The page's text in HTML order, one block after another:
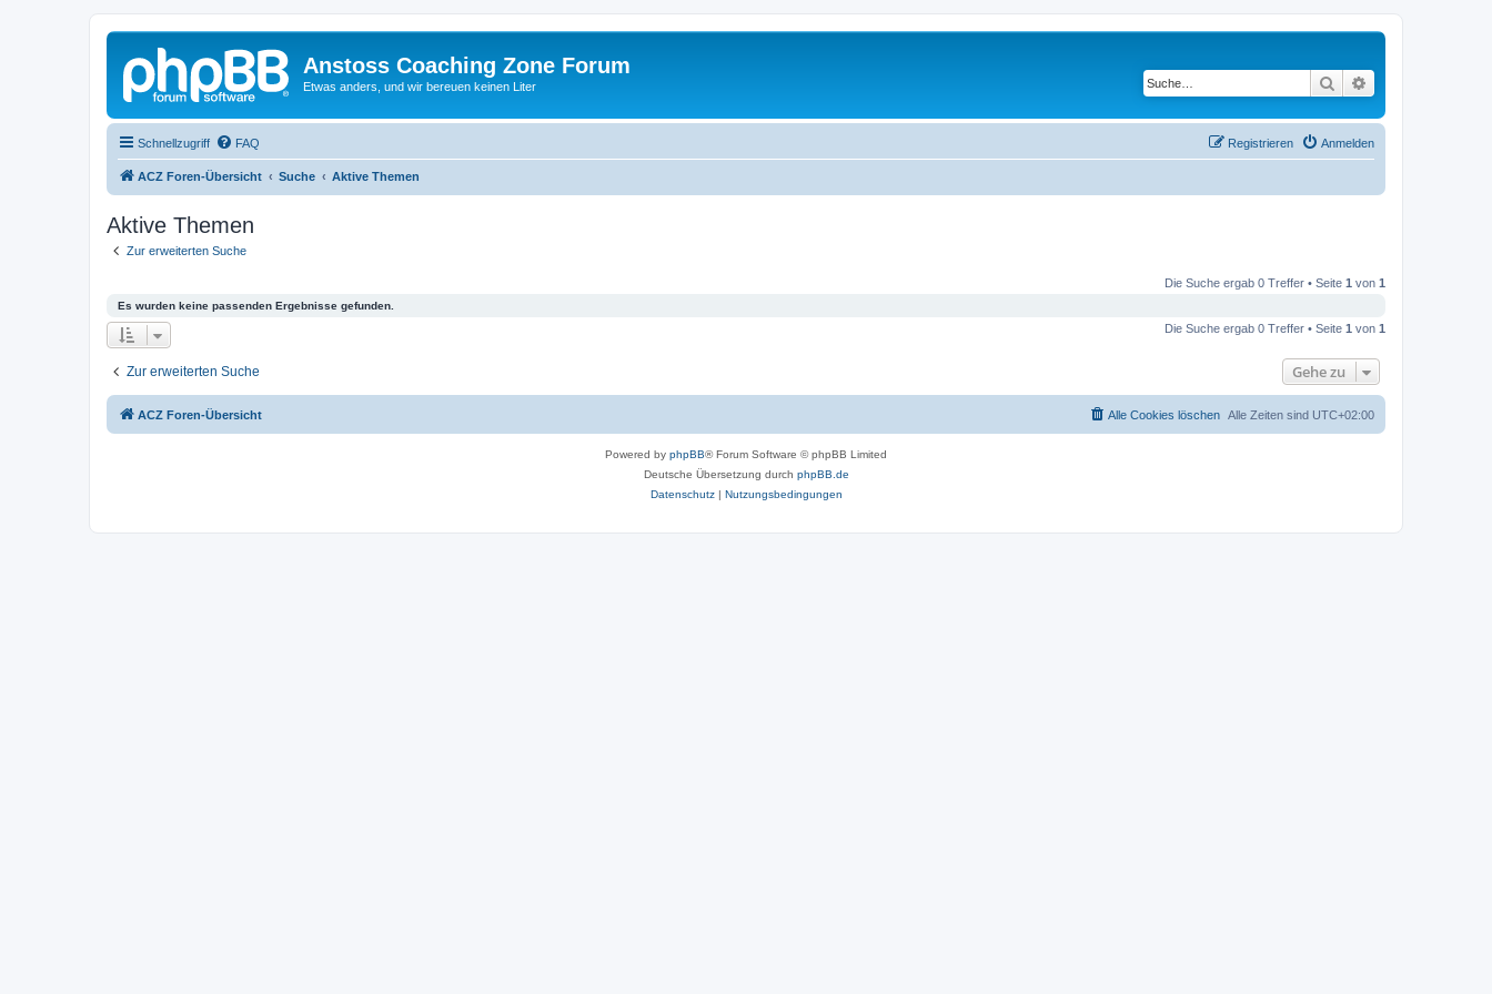
Anstoss Coaching Zone Forum
Etwas anders, und wir bereuen keinen Liter Suche
Schnellzugriff FAQ Anmelden
Registrieren
ACZ Foren-Übersicht Suche Aktive Themen
Aktive Themen
Zur erweiterten Suche
Die Suche ergab 0 Treffer • Seite 1 von 1
Es wurden keine passenden Ergebnisse gefunden.
Die Suche ergab 0 Treffer • Seite 1 von 1
Zur erweiterten Suche Gehe zu
ACZ Foren-Übersicht Alle Zeiten sind UTC+02:00
Alle Cookies löschen
Powered by phpBB® Forum Software © phpBB Limited
Deutsche Übersetzung durch phpBB.de
Datenschutz| Nutzungsbedingungen